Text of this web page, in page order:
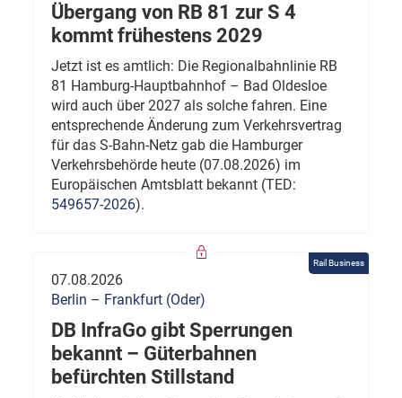
Übergang von RB 81 zur S 4
kommt frühestens 2029
Jetzt ist es amtlich: Die Regionalbahnlinie RB
81 Hamburg-Hauptbahnhof – Bad Oldesloe
wird auch über 2027 als solche fahren. Eine
entsprechende Änderung zum Verkehrsvertrag
für das S-Bahn-Netz gab die Hamburger
Verkehrsbehörde heute (07.08.2026) im
Europäischen Amtsblatt bekannt (TED:
549657-2026).
Rail Business
07.08.2026
Berlin – Frankfurt (Oder)
DB InfraGo gibt Sperrungen
bekannt – Güterbahnen
befürchten Stillstand